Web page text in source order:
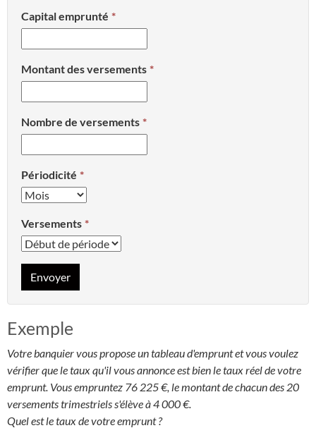
Capital emprunté
Montant des versements
Nombre de versements
Périodicité
Versements
Envoyer
Exemple
Votre banquier vous propose un tableau d'emprunt et vous voulez
vérifier que le taux qu'il vous annonce est bien le taux réel de votre
emprunt. Vous empruntez 76 225 €, le montant de chacun des 20
versements trimestriels s'élève à 4 000 €.
Quel est le taux de votre emprunt ?